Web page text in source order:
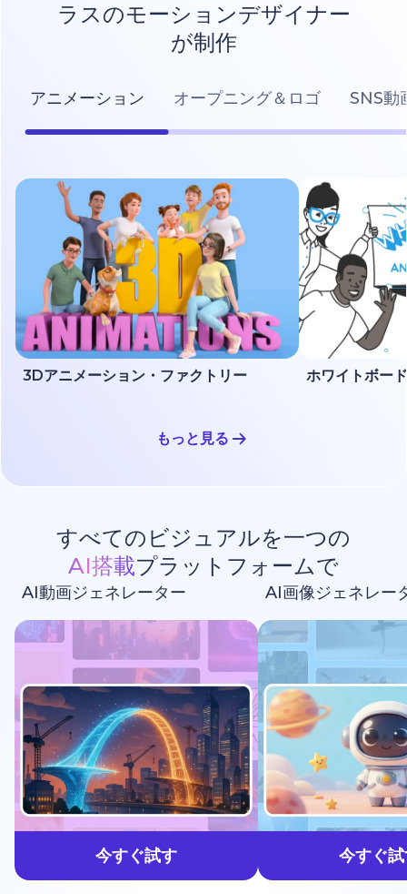
ラスのモーションデザイナー
が制作
アニメーション オープニング＆ロゴ SNS動
3Dアニメーション・ファクトリー
もっと見る
すべてのビジュアルを一つの
AI搭載プラットフォームで
AI動画ジェネレーター
今すぐ試す
AI画像ジェネレー
今すぐ
生成しよう